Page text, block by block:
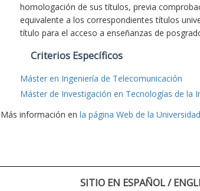
homologación de sus títulos, previa
equivalente a los correspondientes títulos
título para el acceso a enseñanzas de
Criterios Específicos
Máster en Ingeniería de Telecomunicación
Máster de Investigación en Tecnologías de la
Más información en la página Web de la
SITIO EN ESPAÑOL /